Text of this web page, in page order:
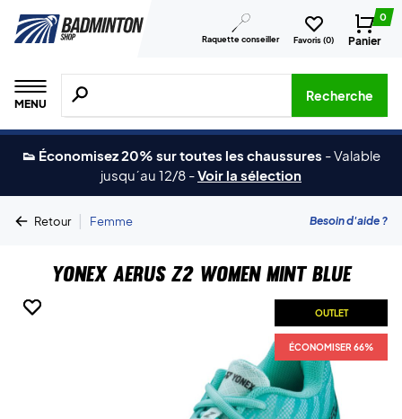
Raquette conseiller Favoris (0)
0
Panier
MENU
Recherche de produits, de marques, etc.
Recherche
👟 Économisez 20% sur toutes les chaussures -Valable
jusqu´au 12/8 -Voir la sélection
Retour | Femme Besoin d'aide ?
Yonex Aerus Z2 Women Mint Blue
OUTLET
ÉCONOMISER 66%
OUTLET
ÉCONOMISER 66%